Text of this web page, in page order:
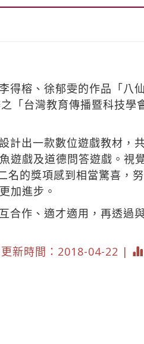
得榕、徐郁雯的作品「八
「台灣教育傳播暨科技學
計出一款數位遊戲教材，
遊戲及道德問答遊戲。視
的獎項感到相當驚喜，
加進步。
合作、適才適用，再透過
更新時間：2018-04-22 |